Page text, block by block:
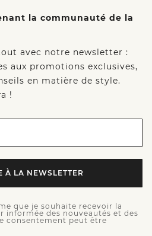
la communauté de la
avec notre newsletter :
aux promotions exclusives,
en matière de style.
!
À LA NEWSLETTER
que je souhaite recevoir la
informée des nouveautés et des
consentement peut être